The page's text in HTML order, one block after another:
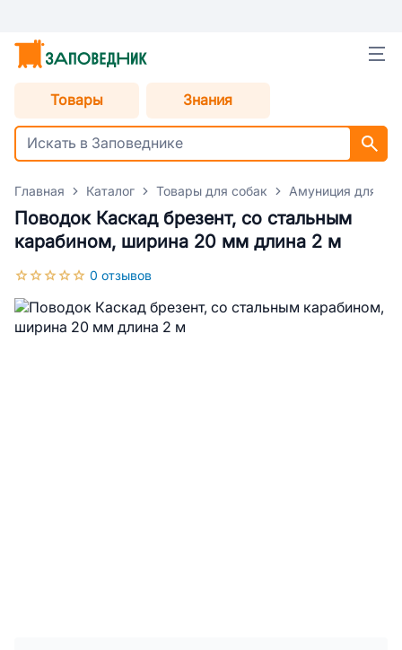
Товары Знания
Главная Каталог Товары для собак Амуниция для
Поводок Каскад брезент, со стальным
карабином, ширина 20 мм длина 2 м
0 отзывов